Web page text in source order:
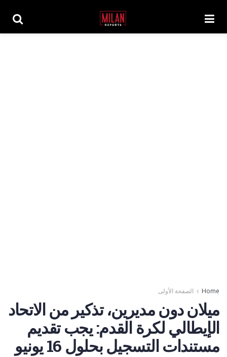
Home الصفحة الأولى
ميلان دون مديرين، تذكير من الاتحاد
الإيطالي لكرة القدم: يجب تقديم
مستندات التسجيل بحلول 16 يونيو